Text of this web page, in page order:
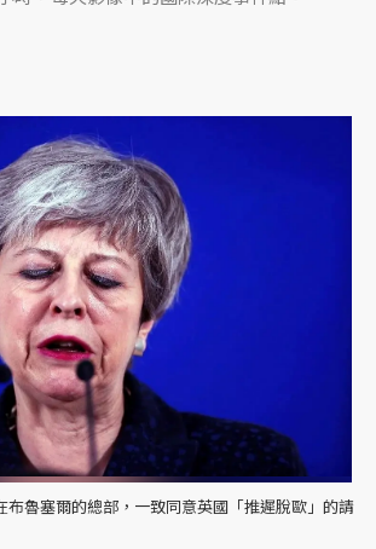
布魯塞爾的總部，一致同意英國「推遲脫歐」的請